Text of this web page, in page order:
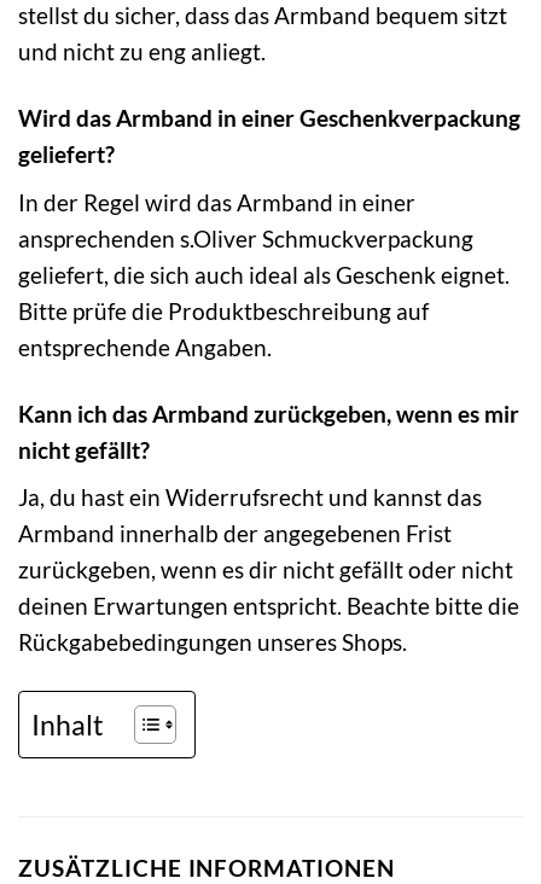
stellst du sicher, dass das Armband bequem sitzt
und nicht zu eng anliegt.
Wird das Armband in einer Geschenkverpackung
geliefert?
In der Regel wird das Armband in einer
ansprechenden s.Oliver Schmuckverpackung
geliefert, die sich auch ideal als Geschenk eignet.
Bitte prüfe die Produktbeschreibung auf
entsprechende Angaben.
Kann ich das Armband zurückgeben, wenn es mir
nicht gefällt?
Ja, du hast ein Widerrufsrecht und kannst das
Armband innerhalb der angegebenen Frist
zurückgeben, wenn es dir nicht gefällt oder nicht
deinen Erwartungen entspricht. Beachte bitte die
Rückgabebedingungen unseres Shops.
Inhalt
ZUSÄTZLICHE INFORMATIONEN